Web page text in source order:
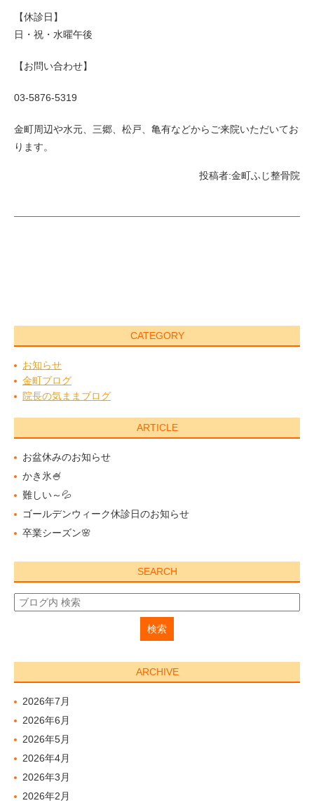
【休診日】
日・祝・水曜午後
【お問い合わせ】
03-5876-5319
金町周辺や水元、三郷、松戸、亀有などからご来院いただいてお
ります。
投稿者:金町ふじ整骨院
CATEGORY
お知らせ
金町ブログ
院長の気ままブログ
ARTICLE
お盆休みのお知らせ
かき氷🍧
難しい～💦
ゴールデンウィーク休診日のお知らせ
卒業シーズン🌸
SEARCH
ARCHIVE
2026年7月
2026年6月
2026年5月
2026年4月
2026年3月
2026年2月